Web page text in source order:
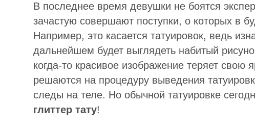
В последнее время девушки не боятся
зачастую совершают поступки, о которых в
Например, это касается татуировок, ведь
дальнейшем будет выглядеть набитый
когда-то красивое изображение теряет свою
решаются на процедуру выведения
следы на теле. Но обычной татуировке
глиттер тату!